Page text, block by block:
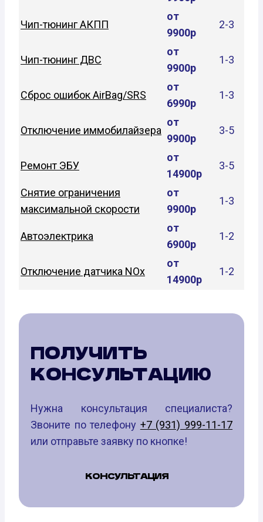
Чип-тюнинг АКПП
от
9900р
2-3
Чип-тюнинг ДВС
от
9900р
1-3
Сброс ошибок AirBag/SRS
от
6990р
1-3
Отключение иммобилайзера
от
9900р
3-5
Ремонт ЭБУ
от
14900р
3-5
Снятие ограничения
максимальной скорости
от
9900р
1-3
Автоэлектрика
от
6900р
1-2
Отключение датчика NOx
от
14900р
1-2
ПОЛУЧИТЬ
КОНСУЛЬТАЦИЮ
Нужна консультация специалиста?
Звоните по телефону +7 (931) 999-11-17
или отправьте заявку по кнопке!
КОНСУЛЬТАЦИЯ